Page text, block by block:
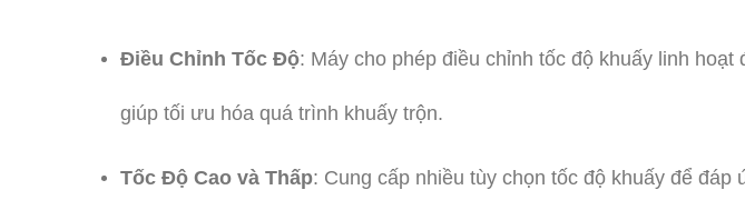
Điều Chỉnh Tốc Độ: Máy cho phép điều chỉnh tốc độ khuấy linh
giúp tối ưu hóa quá trình khuấy trộn.
Tốc Độ Cao và Thấp: Cung cấp nhiều tùy chọn tốc độ khuấy để